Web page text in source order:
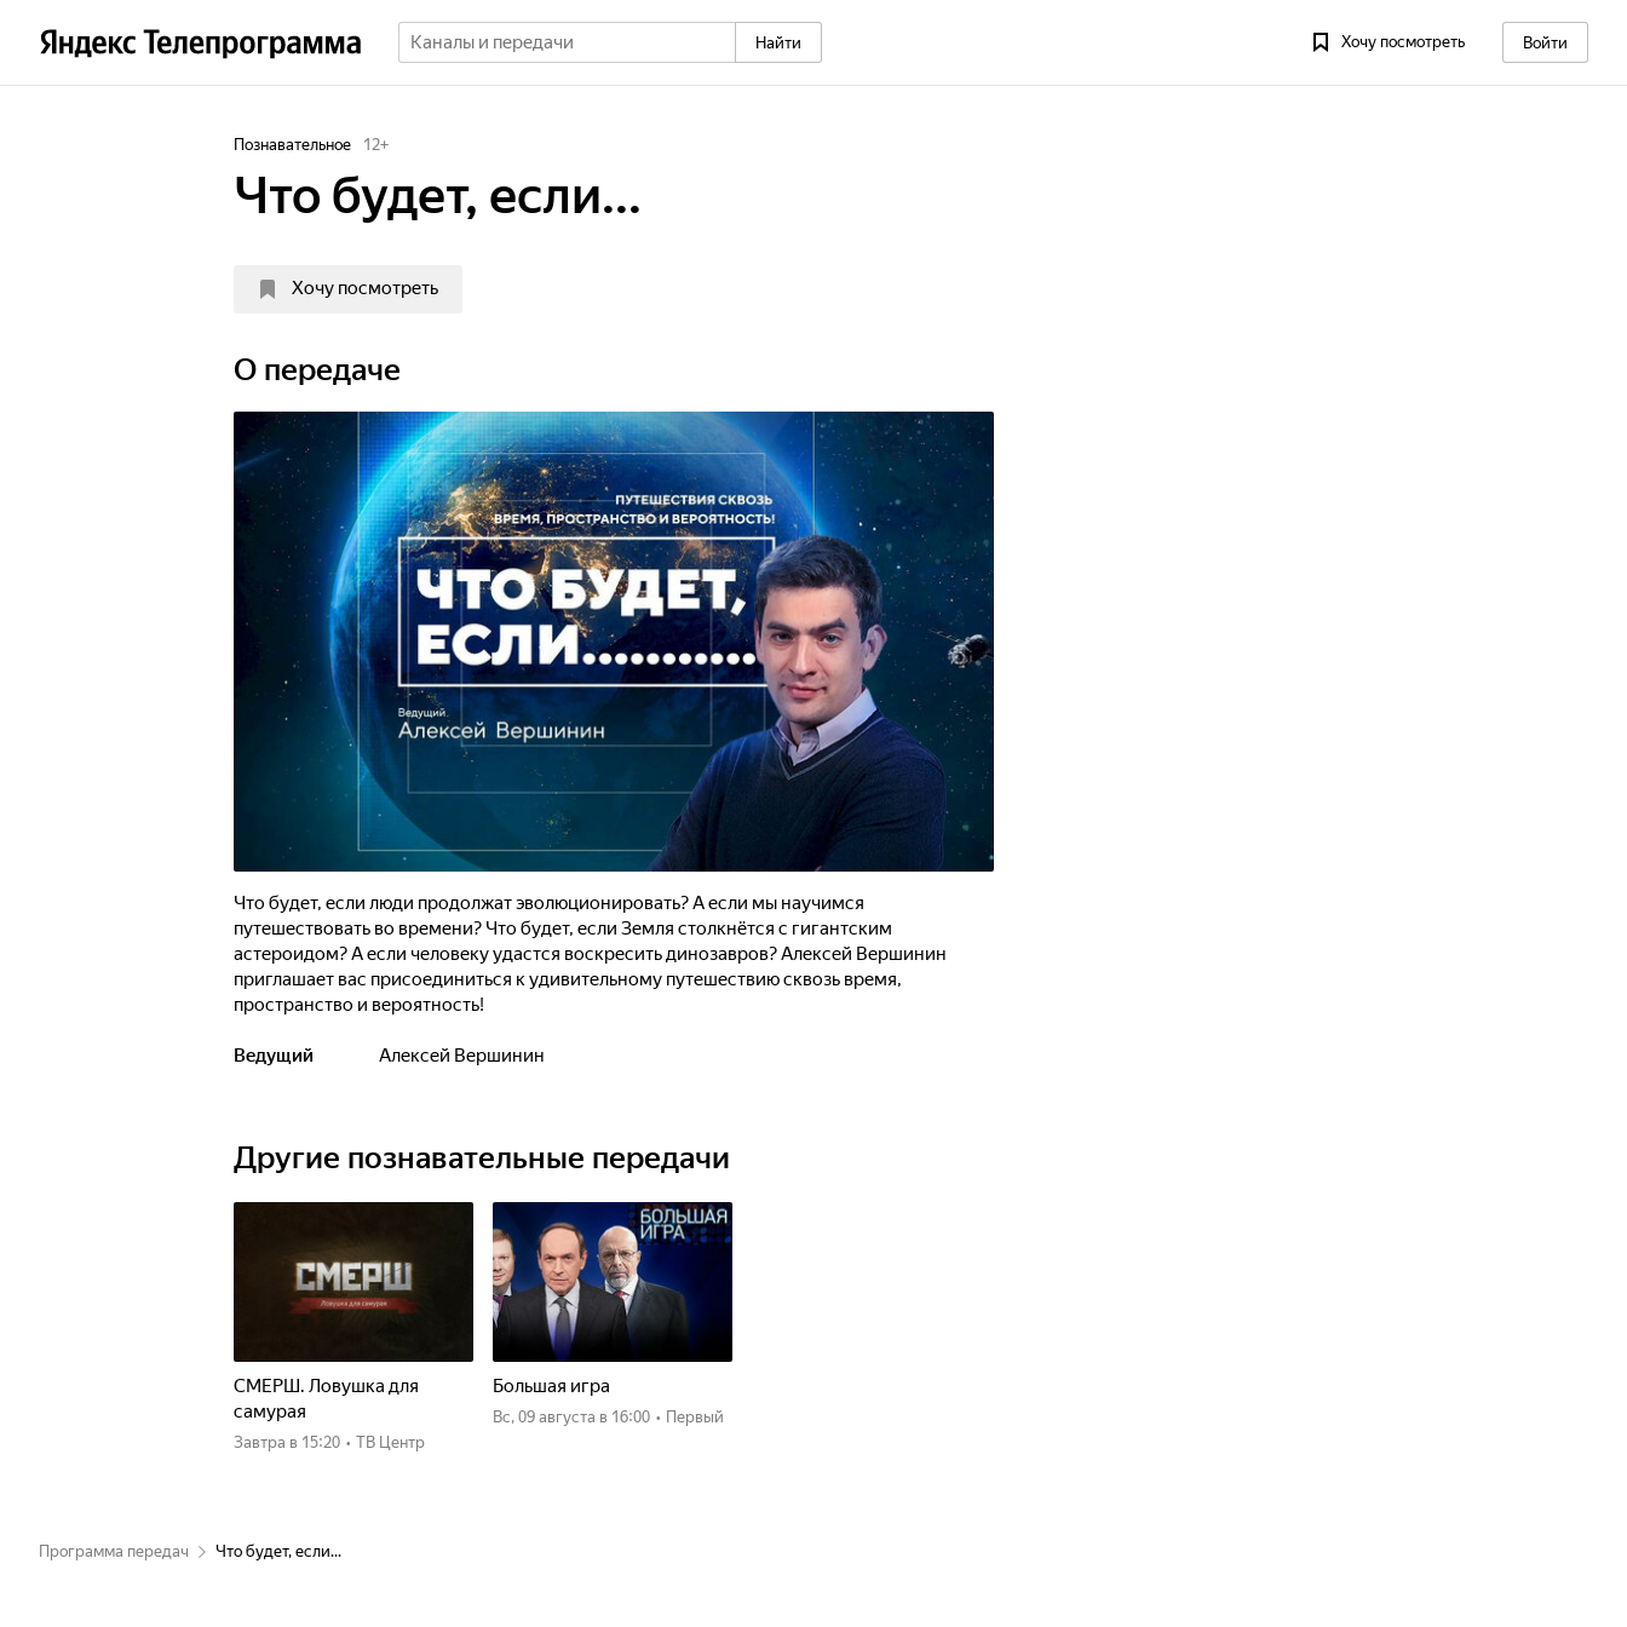
Найти Хочу посмотреть Войти
Познавательное 12+
Что будет, если...
Хочу посмотреть
О передаче
Что будет, если люди продолжат эволюционировать? А если мы научимся
путешествовать во времени? Что будет, если Земля столкнётся с гигантским
астероидом? А если человеку удастся воскресить динозавров? Алексей Вершинин
приглашает вас присоединиться к удивительному путешествию сквозь время,
пространство и вероятность!
Ведущий Алексей Вершинин
Другие познавательные передачи
СМЕРШ. Ловушка для
самурая
Завтра в 15:20 • ТВ Центр
Большая игра
вс, 09 августа в 16:00 • Первый
Программа передач Что будет, если...